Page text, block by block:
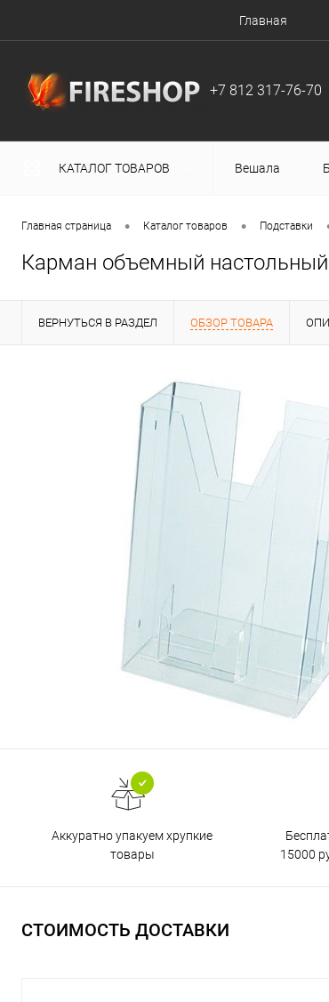
Главная
+7 812 317-76-70
КАТАЛОГ ТОВАРОВ Вешала
Главная страница • Каталог товаров • Подставки
Карман объемный настольный
ВЕРНУТЬСЯ В РАЗДЕЛ ОБЗОР ТОВАРА
Аккуратно упакуем хрупкие
товары
15000
СТОИМОСТЬ ДОСТАВКИ